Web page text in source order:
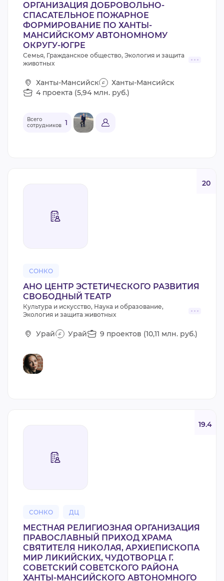
ОРГАНИЗАЦИЯ ДОБРОВОЛЬНО-
СПАСАТЕЛЬНОЕ ПОЖАРНОЕ
ФОРМИРОВАНИЕ ПО ХАНТЫ-
МАНСИЙСКОМУ АВТОНОМНОМУ
ОКРУГУ-ЮГРЕ
Семья, Гражданское общество, Экология и защита
животных
Ханты-Мансийск
Ханты-Мансийск
4 проекта (5,94 млн. руб.)
Всего
сотрудников 1
СОНКО
20
АНО ЦЕНТР ЭСТЕТИЧЕСКОГО РАЗВИТИЯ
СВОБОДНЫЙ ТЕАТР
Культура и искусство, Наука и образование,
Экология и защита животных
Урай Урай 9 проектов (10,11 млн. руб.)
СОНКО ДЦ
19.4
МЕСТНАЯ РЕЛИГИОЗНАЯ ОРГАНИЗАЦИЯ
ПРАВОСЛАВНЫЙ ПРИХОД ХРАМА
СВЯТИТЕЛЯ НИКОЛАЯ, АРХИЕПИСКОПА
МИР ЛИКИЙСКИХ, ЧУДОТВОРЦА Г.
СОВЕТСКИЙ СОВЕТСКОГО РАЙОНА
ХАНТЫ-МАНСИЙСКОГО АВТОНОМНОГО